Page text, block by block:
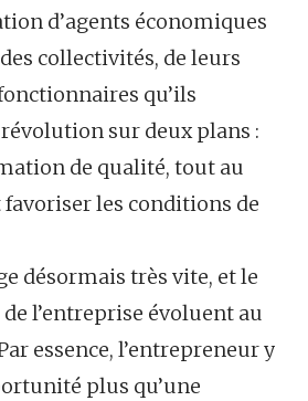
d’agents économiques
collectivités, de leurs
qu’ils
sur deux plans :
de qualité, tout au
favoriser les conditions de
désormais très vite, et le
l’entreprise évoluent au
essence, l’entrepreneur y
plus qu’une